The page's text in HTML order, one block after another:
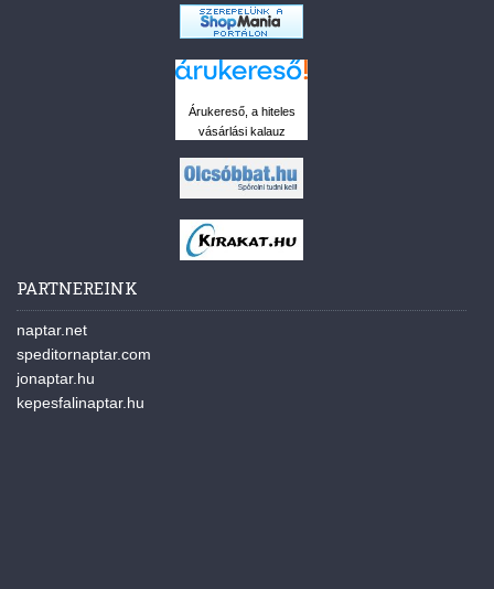
Árukereső, a hiteles
vásárlási kalauz
PARTNEREINK
naptar.net
speditornaptar.com
jonaptar.hu
kepesfalinaptar.hu